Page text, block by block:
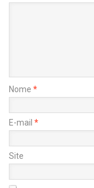
Nome *
E-mail *
Site